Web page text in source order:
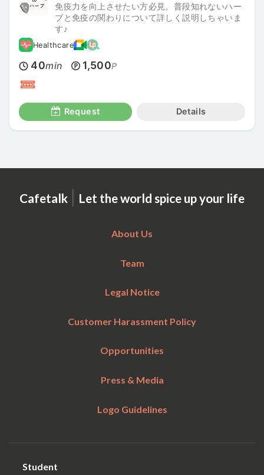
免疫力を向上させたい方必見。普段知れないハー
ブと免疫の関わりについて詳しく説明しちゃいま
す♪
Healthcare
40min 1,500P
Request Details
Cafetalk | Let the world spice up your life
About Us
Team
Legal Notice
Customer Harassment Policy
Opportunities
Press & Media
Logo Guidelines
Student